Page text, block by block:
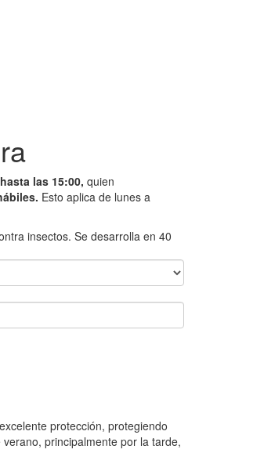
las 15:00, quien
Esto aplica de lunes a
insectos. Se desarrolla en 40
protección, protegiendo
principalmente por la tarde,